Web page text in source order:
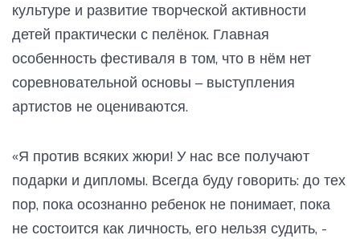
культуре и развитие творческой активности
детей практически с пелёнок. Главная
особенность фестиваля в том, что в нём нет
соревновательной основы – выступления
артистов не оцениваются.
«Я против всяких жюри! У нас все получают
подарки и дипломы. Всегда буду говорить: до тех
пор, пока осознанно ребенок не понимает, пока
не состоится как личность, его нельзя судить, -